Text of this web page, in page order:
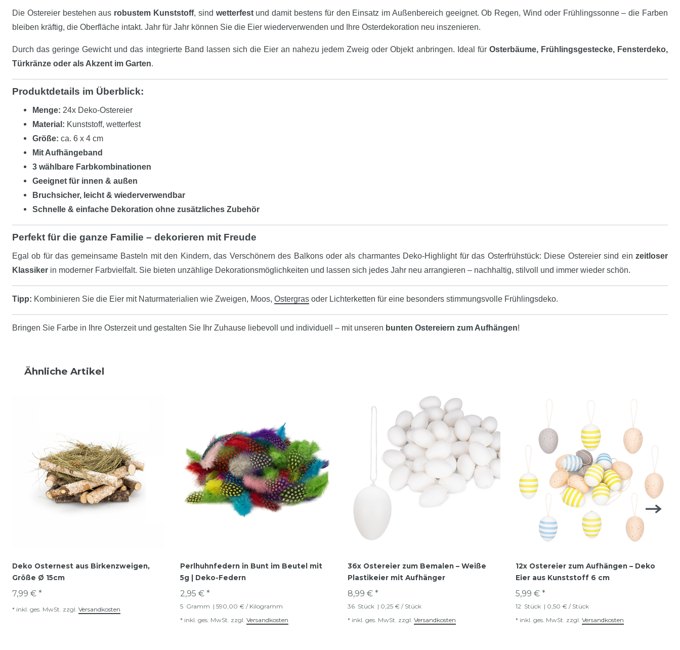
Die Ostereier bestehen aus robustem Kunststoff, sind wetterfestund damit bestens für den Einsatz im Außenbereich geeignet. Ob Regen, Wind oder Frühlingssonne – die Farben
bleiben kräftig, die Oberfläche intakt. Jahr für Jahr können Sie die Eier wiederverwenden und Ihre Osterdekoration neu inszenieren.
Durch das geringe Gewicht und das integrierte Band lassen sich die Eier an nahezu jedem Zweig oder Objekt anbringen. Ideal für Osterbäume, Frühlingsgestecke, Fensterdeko,
Türkränze oder als Akzent im Garten.
Produktdetails im Überblick:
Menge: 24x Deko-Ostereier
Material: Kunststoff, wetterfest
Größe: ca. 6 x 4 cm
Mit Aufhängeband
3 wählbare Farbkombinationen
Geeignet für innen & außen
Bruchsicher, leicht & wiederverwendbar
Schnelle & einfache Dekoration ohne zusätzliches Zubehör
Perfekt für die ganze Familie – dekorieren mit Freude
Egal ob für das gemeinsame Basteln mit den Kindern, das Verschönern des Balkons oder als charmantes Deko-Highlight für das Osterfrühstück: Diese Ostereier sind ein zeitloser
Klassiker in moderner Farbvielfalt. Sie bieten unzählige Dekorationsmöglichkeiten und lassen sich jedes Jahr neu arrangieren – nachhaltig, stilvoll und immer wieder schön.
Tipp: Kombinieren Sie die Eier mit Naturmaterialien wie Zweigen, Moos, Ostergras oder Lichterketten für eine besonders stimmungsvolle Frühlingsdeko.
Bringen Sie Farbe in Ihre Osterzeit und gestalten Sie Ihr Zuhause liebevoll und individuell – mit unseren bunten Ostereiern zum Aufhängen!
Ähnliche Artikel
Deko Osternest aus Birkenzweigen,
Größe Ø 15cm
7,99 € *
* inkl. ges. MwSt. zzgl. Versandkosten
Perlhuhnfedern in Bunt im Beutel mit
5g | Deko-Federn
2,95 € *
5 Gramm | 590,00 € / Kilogramm
* inkl. ges. MwSt. zzgl. Versandkosten
36x Ostereier zum Bemalen – Weiße
Plastikeier mit Aufhänger
8,99 € *
36 Stück | 0,25 € / Stück
* inkl. ges. MwSt. zzgl. Versandkosten
12x Ostereier zum Aufhängen – Deko
Eier aus Kunststoff 6 cm
5,99 € *
12 Stück | 0,50 € / Stück
* inkl. ges. MwSt. zzgl. Versandkosten